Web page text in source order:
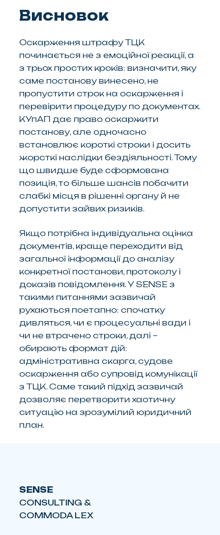
Висновок
Оскарження штрафу ТЦК
починається не з емоційної реакції, а
з трьох простих кроків: визначити, яку
саме постанову винесено, не
пропустити строк на оскарження і
перевірити процедуру по документах.
КУпАП дає право оскаржити
постанову, але одночасно
встановлює короткі строки і досить
жорсткі наслідки бездіяльності. Тому
що швидше буде сформована
позиція, то більше шансів побачити
слабкі місця в рішенні органу й не
допустити зайвих ризиків.
Якщо потрібна індивідуальна оцінка
документів, краще переходити від
загальної інформації до аналізу
конкретної постанови, протоколу і
доказів повідомлення. У SENSE з
такими питаннями зазвичай
рухаються поетапно: спочатку
дивляться, чи є процесуальні вади і
чи не втрачено строки, далі –
обирають формат дій:
адміністративна скарга, судове
оскарження або супровід комунікації
з ТЦК. Саме такий підхід зазвичай
дозволяє перетворити хаотичну
ситуацію на зрозумілий юридичний
план.
SENSE
CONSULTING &
COMMODA LEX